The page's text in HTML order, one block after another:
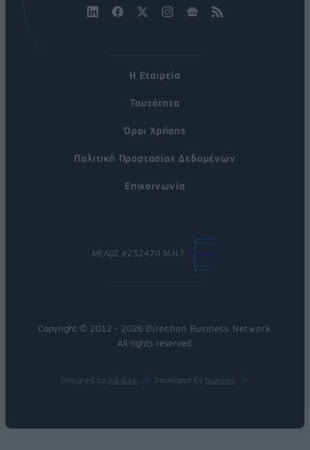
Η Εταιρεία
Ταυτότητα
Όροι Χρήσης
Πολιτική Προστασίας Δεδομένων
Επικοινωνία
ΜΕΛΟΣ #232470 Μ.Η.Τ.
Copyright © 2012 - 2026 Direction Business Network
All rights reserved.
Designed by nikolas Developed by Nuevvo